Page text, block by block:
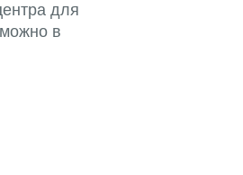
для
в